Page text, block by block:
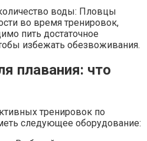
воды: Пловцы
во время тренировок,
пить достаточное
избежать обезвоживания.
плавания: что
тренировок по
следующее оборудование: